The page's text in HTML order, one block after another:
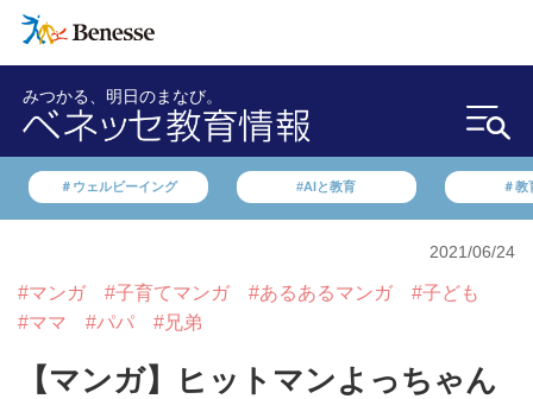
みつかる、明日のまなび。
＃ウェルビーイング #AIと教育 ＃教
2021/06/24
#マンガ #子育てマンガ #あるあるマンガ
#子ども
#ママ
#パパ #兄弟
【マンガ】ヒットマンよっちゃん